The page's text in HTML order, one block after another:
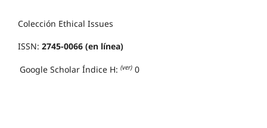
Colección Ethical Issues
ISSN: 2745-0066 (en línea)
Google Scholar Índice H: (ver) 0